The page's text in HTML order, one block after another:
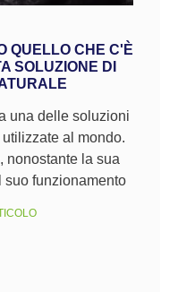
QUELLO CHE C'È
SOLUZIONE DI
una delle soluzioni
al mondo.
nonostante la sua
suo funzionamento